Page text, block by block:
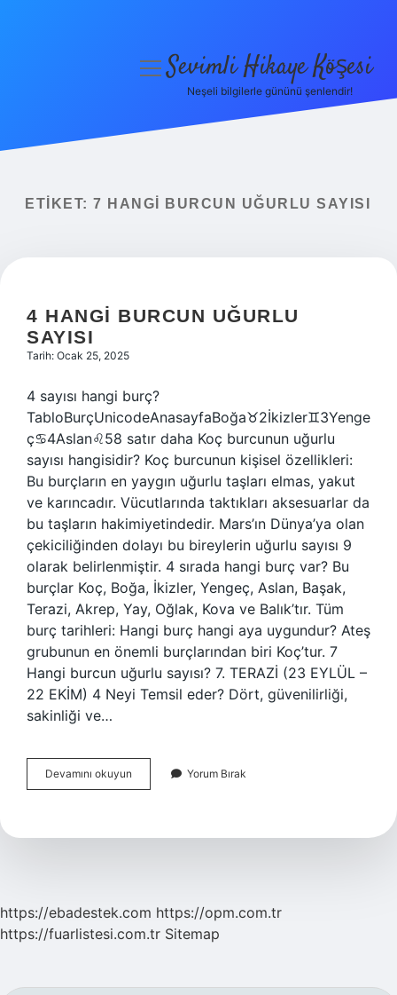
Yasal Uyarı
menüyüSevimli Hikaye Köşesi
Neşeli bilgilerle gününü şenlendir!
ETIKET: 7 HANGI BURCUN UĞURLU SAYISI
4 HANGI BURCUN UĞURLU
SAYISI
Tarih: Ocak 25, 2025
4 sayısı hangi burç?
TabloBurçUnicodeAnasayfaBoğa♉︎2İkizler♊︎3Yenge
ç♋︎4Aslan♌︎58 satır daha Koç burcunun uğurlu
sayısı hangisidir? Koç burcunun kişisel özellikleri:
Bu burçların en yaygın uğurlu taşları elmas, yakut
ve karıncadır. Vücutlarında taktıkları aksesuarlar da
bu taşların hakimiyetindedir. Mars’ın Dünya’ya olan
çekiciliğinden dolayı bu bireylerin uğurlu sayısı 9
olarak belirlenmiştir. 4 sırada hangi burç var? Bu
burçlar Koç, Boğa, İkizler, Yengeç, Aslan, Başak,
Terazi, Akrep, Yay, Oğlak, Kova ve Balık’tır. Tüm
burç tarihleri: Hangi burç hangi aya uygundur? Ateş
grubunun en önemli burçlarından biri Koç’tur. 7
Hangi burcun uğurlu sayısı? 7. TERAZİ (23 EYLÜL –
22 EKİM) 4 Neyi Temsil eder? Dört, güvenilirliği,
sakinliği ve…
Devamını okuyun
Hangi
Sayısı
Yorum Bırak
https://ebadestek.com https://opm.com.tr
https://fuarlistesi.com.tr Sitemap